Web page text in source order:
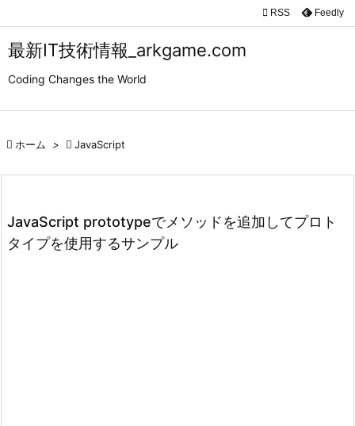
最新IT技術情報_arkgame.com
Coding Changes the World


検索
 RSS Feedly
 ホーム >  JavaScript
JavaScript prototypeでメソッドを追加してプロト
タイプを使用するサンプル